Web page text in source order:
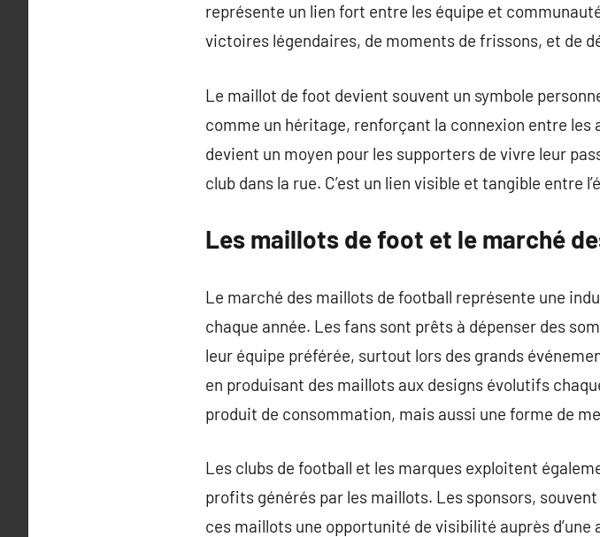
représente un lien fort entre les équipe et
victoires légendaires, de moments de frissons, et de
Le maillot de foot devient souvent un symbole
comme un héritage, renforçant la connexion entre les
devient un moyen pour les supporters de vivre leur
club dans la rue. C’est un lien visible et tangible entre
Les maillots de foot et le marché
Le marché des maillots de football représente une
chaque année. Les fans sont prêts à dépenser des
leur équipe préférée, surtout lors des grands
en produisant des maillots aux designs évolutifs
produit de consommation, mais aussi une forme de
Les clubs de football et les marques exploitent
profits générés par les maillots. Les sponsors,
ces maillots une opportunité de visibilité auprès